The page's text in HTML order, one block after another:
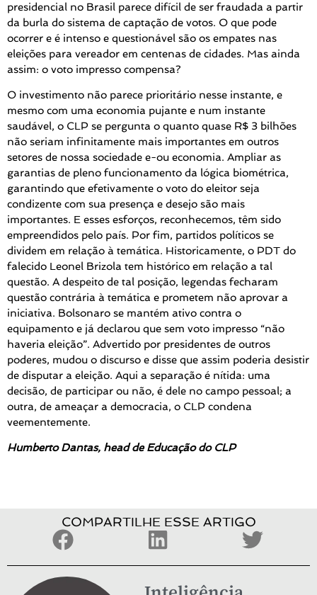
presidencial no Brasil parece difícil de ser fraudada a partir
da burla do sistema de captação de votos. O que pode
ocorrer e é intenso e questionável são os empates nas
eleições para vereador em centenas de cidades. Mas ainda
assim: o voto impresso compensa?
O investimento não parece prioritário nesse instante, e
mesmo com uma economia pujante e num instante
saudável, o CLP se pergunta o quanto quase R$ 3 bilhões
não seriam infinitamente mais importantes em outros
setores de nossa sociedade e-ou economia. Ampliar as
garantias de pleno funcionamento da lógica biométrica,
garantindo que efetivamente o voto do eleitor seja
condizente com sua presença e desejo são mais
importantes. E esses esforços, reconhecemos, têm sido
empreendidos pelo país. Por fim, partidos políticos se
dividem em relação à temática. Historicamente, o PDT do
falecido Leonel Brizola tem histórico em relação a tal
questão. A despeito de tal posição, legendas fecharam
questão contrária à temática e prometem não aprovar a
iniciativa. Bolsonaro se mantém ativo contra o
equipamento e já declarou que sem voto impresso “não
haveria eleição”. Advertido por presidentes de outros
poderes, mudou o discurso e disse que assim poderia desistir
de disputar a eleição. Aqui a separação é nítida: uma
decisão, de participar ou não, é dele no campo pessoal; a
outra, de ameaçar a democracia, o CLP condena
veementemente.
Humberto Dantas, head de Educação do CLP
COMPARTILHE ESSE ARTIGO